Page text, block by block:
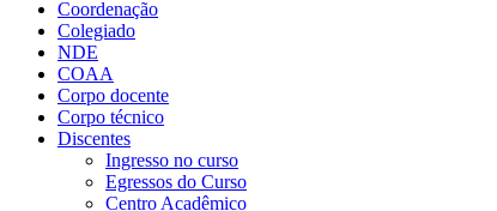
Coordenação
Colegiado
NDE
COAA
Corpo docente
Corpo técnico
Discentes
Ingresso no curso
Egressos do Curso
Centro Acadêmico